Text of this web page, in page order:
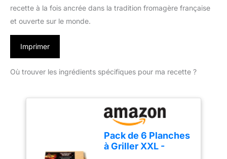
recette à la fois ancrée dans la tradition fromagère française
et ouverte sur le monde.
Imprimer
Où trouver les ingrédients spécifiques pour ma recette ?
Pack de 6 Planches
à Griller XXL -